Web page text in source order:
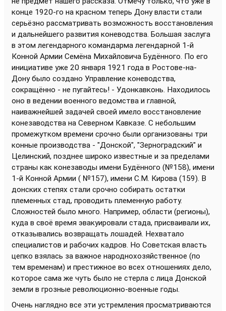
конце 1920-го на красном теперь Дону власти стали
серьёзно рассматривать возможность восстановления
и дальнейшего развития коневодства. Большая заслуга
в этом легендарного командарма легендарной 1-й
Конной Армии Семёна Михайловича Будённого. По его
инициативе уже 20 января 1921 года в Ростове-на-
Дону было создано Управление коневодства,
сокращённо - не пугайтесь! - Удонкавконь. Находилось
оно в ведении военного ведомства и главной,
наиважнейшей задачей своей имело восстановление
конезаводства на Северном Кавказе. С небольшим
промежутком времени срочно были организованы три
конные производства - "Донской", "Зерноградский" и
Целинский, позднее широко известные и за пределами
страны как конезаводы имени Будённого (№158), имени
1-й Конной Армии ( №157), имени С.М. Кирова (159). В
донских степях стали срочно собирать остатки
племенных стад, проводить племенную работу.
Сложностей было много. Например, области (регионы),
куда в своё время эвакуировали стада, присваивали их,
отказывались возвращать лошадей. Нехватало
специалистов и рабочих кадров. Но Советская власть
цепко взялась за важное народнохозяйственное (по
тем временам) и престижное во всех отношениях дело,
которое сама же чуть было не стерла с лица Донской
земли в грозные революционно-военные годы.
Очень наглядно все эти устремления просматриваются